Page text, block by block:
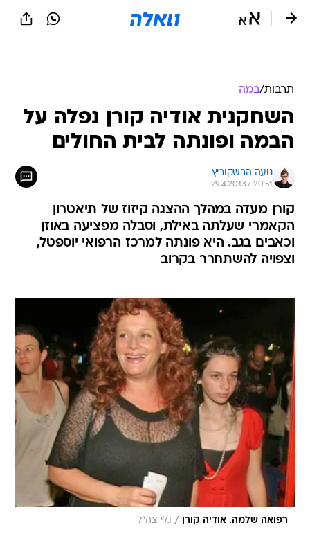
תרבות/במה
השחקנית אודיה קורן נפלה על
הבמה ופונתה לבית החולים
נועה הרשקוביץ
29.4.2013 / 20:51
קורן מעדה במהלך ההצגה קיזוז של תיאטרון
הקאמרי שעלתה באילת, וסבלה מפציעה באוזן
וכאבים בגב. היא פונתה למרכז הרפואי יוספטל,
וצפויה להשתחרר בקרוב
רפואה שלמה. אודיה קורן / גלי צה"ל